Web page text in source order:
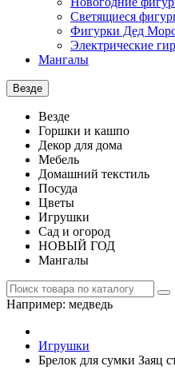
Светящиеся
Фигурки Дед
Электрические
Мангалы
Везде
Везде
Горшки и кашпо
Декор для дома
Мебель
Домашний текстиль
Посуда
Цветы
Игрушки
Сад и огород
НОВЫЙ ГОД
Мангалы
Например: медведь
Игрушки
Брелок для сумки Заяц